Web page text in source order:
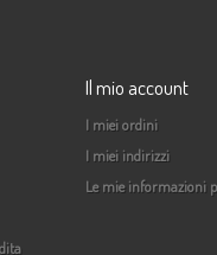
Il mio account
I miei ordini
I miei indirizzi
Le mie informazioni